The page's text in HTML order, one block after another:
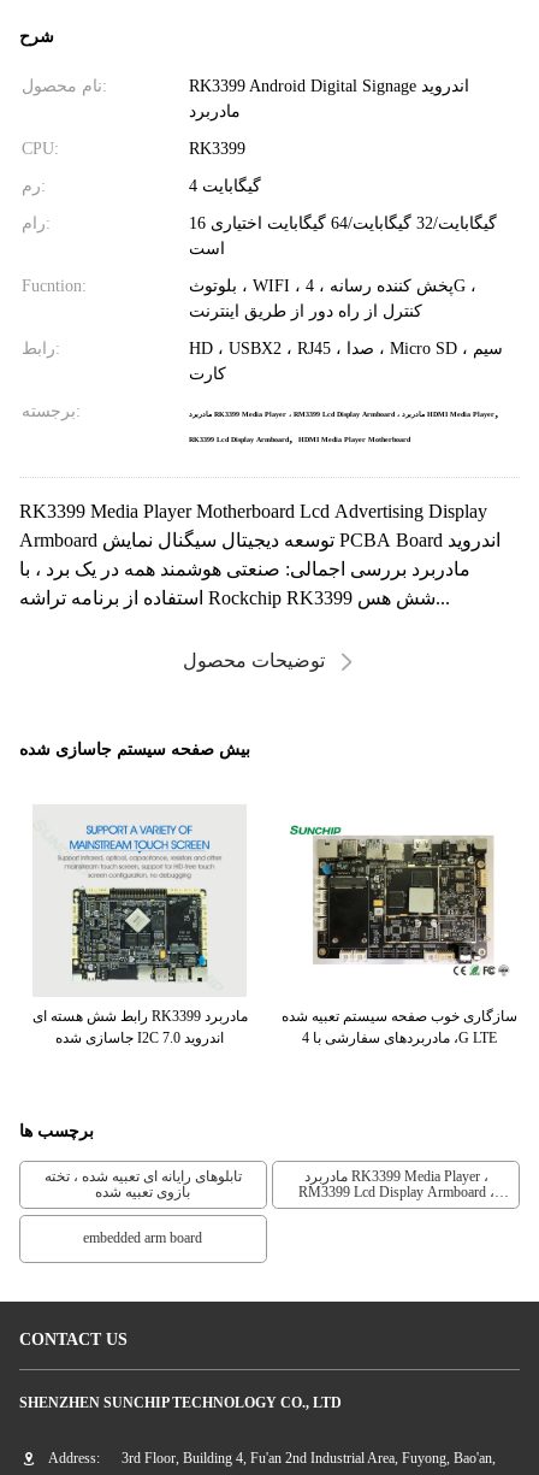
شرح
نام محصول:
RK3399 Android Digital Signage اندروید
مادربرد
CPU: RK3399
رم: 4 گیگابایت
رام:
16 گیگابایت/32 گیگابایت/64 گیگابایت اختیاری
است
Fucntion:
بلوتوث ، WIFI ، پخش کننده رسانه ، 4G ،
کنترل از راه دور از طریق اینترنت
رابط:
HD ، USBX2 ، RJ45 ، صدا ، Micro SD ، سیم
کارت
برجسته: مادربرد RK3399 Media Player ، RM3399 Lcd Display Armboard ، مادربرد HDMI Media Player,
RK3399 Lcd Display Armboard, HDMI Media Player Motherboard
RK3399 Media Player Motherboard Lcd Advertising Display
Armboard توسعه دیجیتال سیگنال نمایش PCBA Board اندروید
مادربرد بررسی اجمالی: صنعتی هوشمند همه در یک برد ، با
استفاده از برنامه تراشه Rockchip RK3399 شش هس...
توضیحات محصول
بیش صفحه سیستم جاسازی شده
رابط شش هسته ای RK3399 مادربرد
جاسازی شده I2C اندروید 7.0
سازگاری خوب صفحه سیستم تعبیه شده
، مادربردهای سفارشی با 4G LTE
برچسب ها
تابلوهای رایانه ای تعبیه شده ، تخته
بازوی تعبیه شده
مادربرد RK3399 Media Player ،
RM3399 Lcd Display Armboard ،
مادربرد HDMI Media Player
embedded arm board
CONTACT US
SHENZHEN SUNCHIP TECHNOLOGY CO., LTD
Address: 3rd Floor, Building 4, Fu'an 2nd Industrial Area, Fuyong, Bao'an,